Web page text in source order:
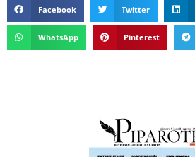
Facebook Twitter
WhatsApp Pinterest